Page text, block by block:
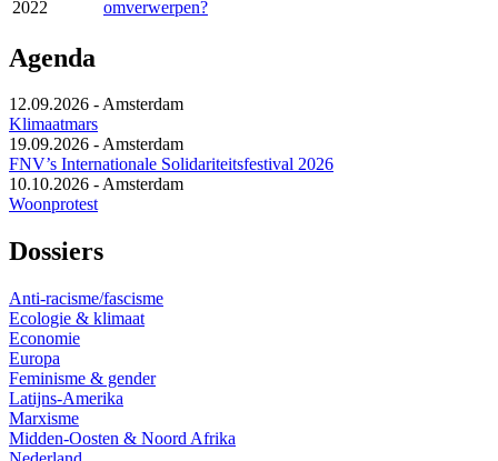
2022
omverwerpen?
Agenda
12.09.2026 -Amsterdam
Klimaatmars
19.09.2026 -Amsterdam
FNV’s Internationale Solidariteitsfestival 2026
10.10.2026 -Amsterdam
Woonprotest
Dossiers
Anti-racisme/fascisme
Ecologie & klimaat
Economie
Europa
Feminisme & gender
Latijns-Amerika
Marxisme
Midden-Oosten & Noord Afrika